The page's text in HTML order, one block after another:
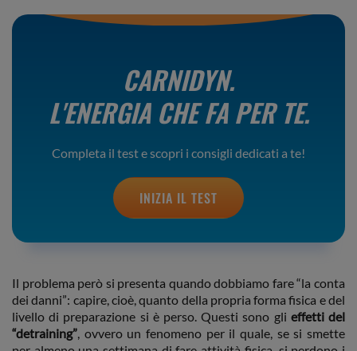
CARNIDYN.
L'ENERGIA CHE FA PER TE.
Completa il test e scopri i consigli dedicati a te!
INIZIA IL TEST
Il problema però si presenta quando dobbiamo fare “la conta
dei danni”: capire, cioè, quanto della propria forma fisica e del
livello di preparazione si è perso. Questi sono gli effetti del
“detraining”, ovvero un fenomeno per il quale, se si smette